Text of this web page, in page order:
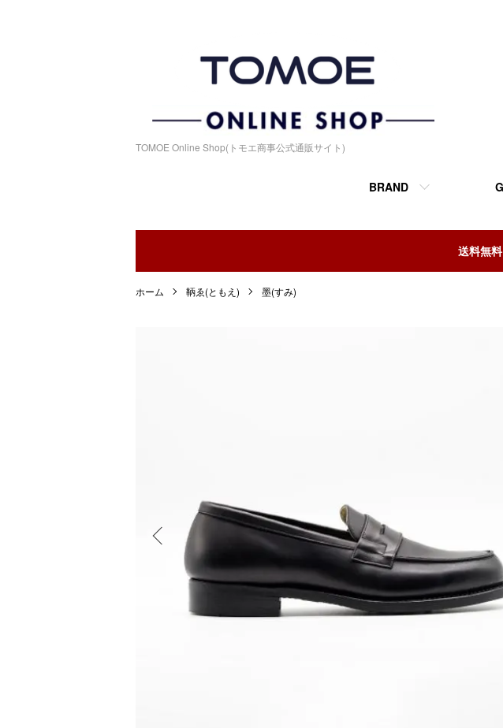
TOMOE Online Shop(トモエ商事公式通販サイト)
BRAND
送料無
ホーム 鞆ゑ(ともえ) 墨(すみ)